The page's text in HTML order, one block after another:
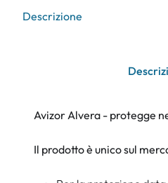
Descrizione
Avizor Alvera - protegge
Il prodotto è unico sul